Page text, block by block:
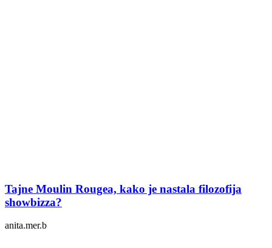
Tajne Moulin Rougea, kako je nastala filozofija
showbizza?
anita.mer.b